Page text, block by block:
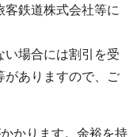
鉄道株式会社等に
い場合には割引を受
がありますので、ご
かります。余裕を持